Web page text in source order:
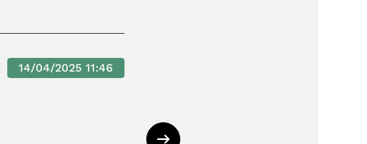
14/04/2025 11:46